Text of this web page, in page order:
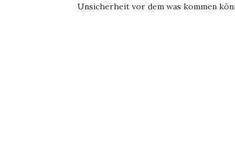
Unsicherheit vor dem was kommen